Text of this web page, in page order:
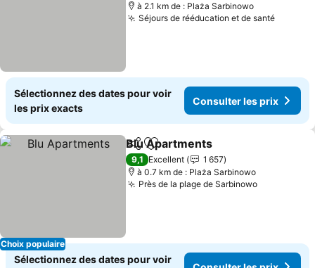
à 2.1 km de : Plaża Sarbinowo
Séjours de rééducation et de santé
Sélectionnez des dates pour voir
les prix exacts
Consulter les prix
Choix populaire
PartagerAjouter à mes favoris
Blu Apartments
9,1 Excellent
1 657
à 0.7 km de : Plaża Sarbinowo
Près de la plage de SarbinowoConsulter
Sélectionnez des dates pour voir